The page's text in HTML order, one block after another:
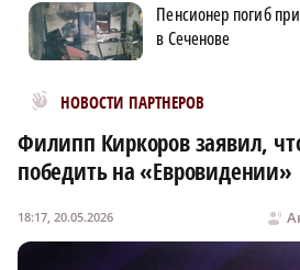
Пенсионер погиб
в Сеченове
НОВОСТИ ПАРТНЕРОВ
Новости МирТесен
Филипп Киркоров заявил,
победить на «Евровидении»
18:17, 20.05.2026